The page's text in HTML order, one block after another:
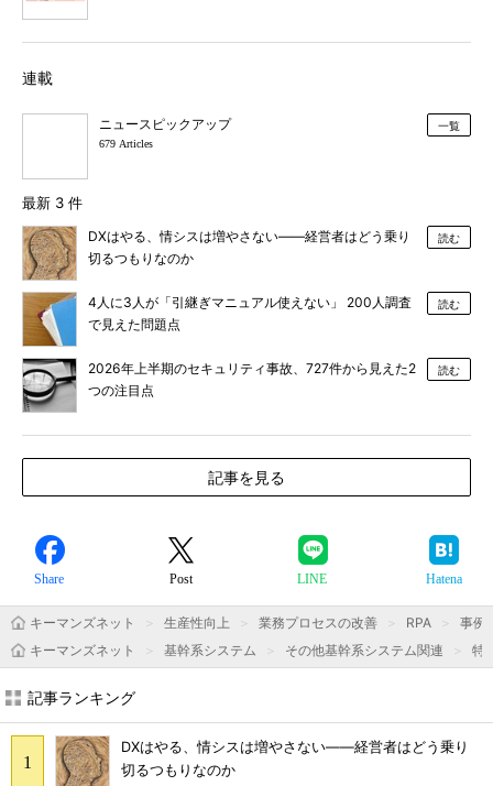
連載
ニュースピックアップ
679 Articles
一覧
最新 3 件
DXはやる、情シスは増やさない――経営者はどう乗り
切るつもりなのか
読む
4人に3人が「引継ぎマニュアル使えない」 200人調査
で見えた問題点
読む
2026年上半期のセキュリティ事故、727件から見えた2
つの注目点
読む
記事を見る
Share Post LINE Hatena
キーマンズネット 生産性向上 業務プロセスの改善 RPA
事例
キーマンズネット
基幹系システム その他基幹系システム関連 特
記事ランキング
DXはやる、情シスは増やさない――経営者はどう乗り
切るつもりなのか